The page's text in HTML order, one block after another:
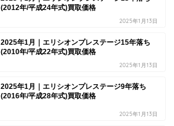
(2012年/平成24年式)買取価格
2025年1月13日
2025年1月｜エリシオンプレステージ15年落ち
(2010年/平成22年式)買取価格
2025年1月13日
2025年1月｜エリシオンプレステージ9年落ち
(2016年/平成28年式)買取価格
2025年1月13日